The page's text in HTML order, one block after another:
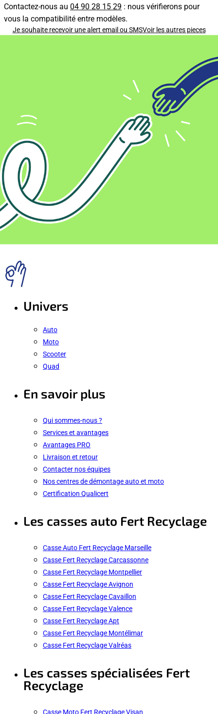
Contactez-nous au 04 90 28 15 29 : nous vérifierons pour
vous la compatibilité entre modèles.
Je souhaite recevoir une alert email ou SMSVoir les autres pieces
Univers
Auto
Moto
Scooter
Quad
En savoir plus
Qui sommes-nous ?
Services et avantages
Avantages PRO
Livraison et retour
Contacter nos équipes
Nos centres de démontage auto et moto
Certification Qualicert
Les casses auto Fert Recyclage
Casse Auto Fert Recyclage Marseille
Casse Fert Recyclage Carcassonne
Casse Fert Recyclage Montpellier
Casse Fert Recyclage Avignon
Casse Fert Recyclage Cavaillon
Casse Fert Recyclage Valence
Casse Fert Recyclage Apt
Casse Fert Recyclage Montélimar
Casse Fert Recyclage Valréas
Les casses spécialisées Fert
Recyclage
Casse Moto Fert Recyclage Visan